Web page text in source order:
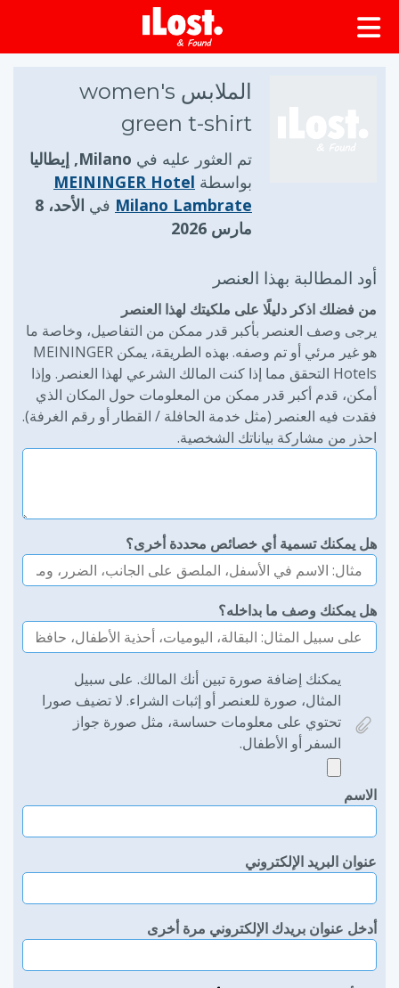
الملابس women's
green t-shirt
تم العثور عليه في Milano, إيطاليا
بواسطة MEININGER Hotel
Milano Lambrate في
الأحد، 8
مارس 2026
أود المطالبة بهذا العنصر
من فضلك اذكر دليلًا على ملكيتك لهذا العنصر
يرجى وصف العنصر بأكبر قدر ممكن من التفاصيل، وخاصة ما
هو غير مرئي أو تم وصفه. بهذه الطريقة، يمكن MEININGER
Hotels التحقق مما إذا كنت المالك الشرعي لهذا العنصر. وإذا
أمكن، قدم أكبر قدر ممكن من المعلومات حول المكان الذي
فقدت فيه العنصر (مثل خدمة الحافلة / القطار أو رقم الغرفة).
احذر من مشاركة بياناتك الشخصية.
هل يمكنك تسمية أي خصائص محددة أخرى؟
هل يمكنك وصف ما بداخله؟
يمكنك إضافة صورة تبين أنك المالك. على سبيل
المثال، صورة للعنصر أو إثبات الشراء. لا تضيف صورا
تحتوي على معلومات حساسة، مثل صورة جواز
السفر أو الأطفال.
الاسم
عنوان البريد الإلكتروني
أدخل عنوان بريدك الإلكتروني مرة أخرى